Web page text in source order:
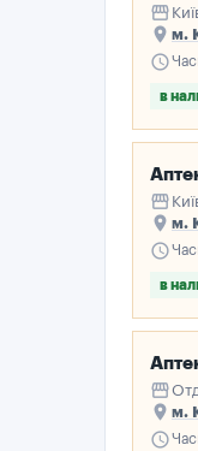
storefront
place м.
schedule
в
storefront
place м.
schedule
в
storefront
place м.
schedule